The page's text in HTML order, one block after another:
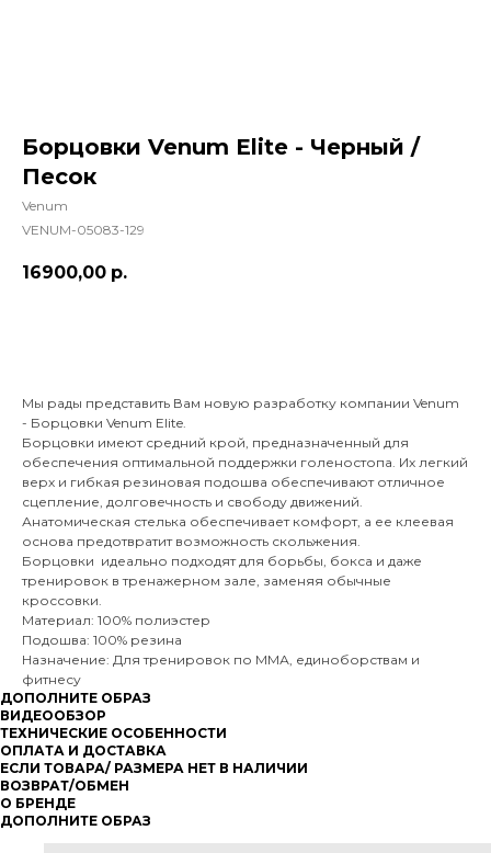
Борцовки Venum Elite - Черный /
Песок
Venum
VENUM-05083-129
16900,00 р.
Мы рады представить Вам новую разработку компании Venum
- Борцовки Venum Elite.
Борцовки имеют средний крой, предназначенный для
обеспечения оптимальной поддержки голеностопа. Их легкий
верх и гибкая резиновая подошва обеспечивают отличное
сцепление, долговечность и свободу движений.
Анатомическая стелька обеспечивает комфорт, а ее клеевая
основа предотвратит возможность скольжения.
Борцовки идеально подходят для борьбы, бокса и даже
тренировок в тренажерном зале, заменяя обычные
кроссовки.
Материал: 100% полиэстер
Подошва: 100% резина
Назначение: Для тренировок по ММА, единоборствам и
фитнесу
ДОПОЛНИТЕ ОБРАЗ
ВИДЕООБЗОР
ТЕХНИЧЕСКИЕ ОСОБЕННОСТИ
ОПЛАТА И ДОСТАВКА
ЕСЛИ ТОВАРА/ РАЗМЕРА НЕТ В НАЛИЧИИ
ВОЗВРАТ/ОБМЕН
О БРЕНДЕ
ДОПОЛНИТЕ ОБРАЗ